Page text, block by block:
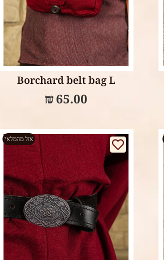
Select options
Borchard belt bag L
₪ 65.00
אזל מהמלאי